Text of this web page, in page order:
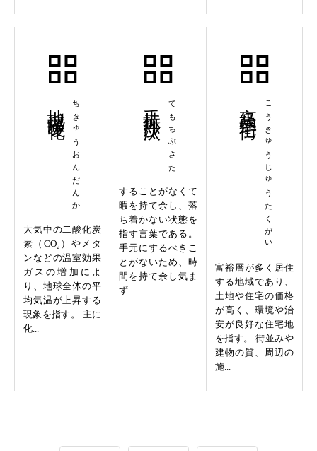
ちきゅうおんだんか
大気中の二酸化炭
素（CO₂）やメタ
ンなどの温室効果
ガスの増加によ
り、地球全体の平
均気温が上昇する
現象を指す。 主に
化...
てもちぶさた
することがなくて
暇を持て余し、落
ち着かない状態を
指す言葉である。
手元にするべきこ
とがないため、時
間を持て余し気ま
ず...
こうきゅうじゅうたくがい
富裕層が多く居住
する地域であり、
土地や住宅の価格
が高く、環境や治
安が良好な住宅地
を指す。 街並みや
建物の質、周辺の
施...